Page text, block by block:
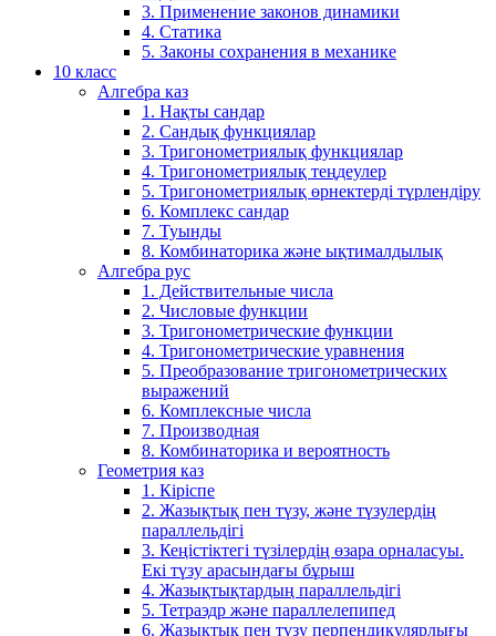
3. Применение законов динамики
4. Статика
5. Законы сохранения в механике
10 класс
Алгебра каз
1. Нақты сандар
2. Сандық функциялар
3. Тригонометриялық функциялар
4. Тригонометриялық теңдеулер
5. Тригонометриялық өрнектерді түрлендіру
6. Комплекс сандар
7. Туынды
8. Комбинаторика және ықтималдылық
Алгебра рус
1. Действительные числа
2. Числовые функции
3. Тригонометрические функции
4. Тригонометрические уравнения
5. Преобразование тригонометрических
выражений
6. Комплексные числа
7. Производная
8. Комбинаторика и вероятность
Геометрия каз
1. Кіріспе
2. Жазықтық пен түзу, және түзулердің
параллельдігі
3. Кеңістіктегі түзілердің өзара орналасуы.
Екі түзу арасындағы бұрыш
4. Жазықтықтардың параллельдігі
5. Тетраэдр және параллелепипед
6. Жазықтық пен түзу перпендикулярлығы